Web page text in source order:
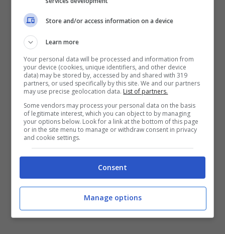
. Siamo già ben distanti dai
valori dell’Ipo, con i primi investitori a
piangere le perdite. C’è chi aveva
acquistato le azioni anche a 45 dollari.
Nel frattempo, il CeoZuckenberg
comunica che le stime sui ricavi sono
negative: molti utenti sono passati
dall’utilizzo del social newtork al computer
ai tablet e telefonini, dove gli introiti
pubblicitari sono inferiori. E’ una previsione
di Scott Devitt, analista di internet.
Store and/or access information on a device
Learn more
Your personal data will be processed and information from
your device (cookies, unique identifiers, and other device
data) may be stored by, accessed by and shared with 319
partners, or used specifically by this site. We and our partners
may use precise geolocation data. List of partners.
Some vendors may process your personal data on the basis
of legitimate interest, which you can object to by managing
your options below. Look for a link at the bottom of this page
or in the site menu to manage or withdraw consent in privacy
and cookie settings.
Consent
Manage options